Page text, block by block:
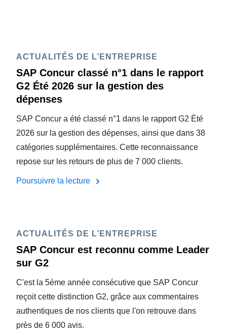
ACTUALITÉS DE L’ENTREPRISE
SAP Concur classé n°1 dans le rapport
G2 Été 2026 sur la gestion des
dépenses
SAP Concur a été classé n°1 dans le rapport G2 Été
2026 sur la gestion des dépenses, ainsi que dans 38
catégories supplémentaires. Cette reconnaissance
repose sur les retours de plus de 7 000 clients.
Poursuivre la lecture
ACTUALITÉS DE L’ENTREPRISE
SAP Concur est reconnu comme Leader
sur G2
C'est la 5ème année consécutive que SAP Concur
reçoit cette distinction G2, grâce aux commentaires
authentiques de nos clients que l'on retrouve dans
près de 6 000 avis.